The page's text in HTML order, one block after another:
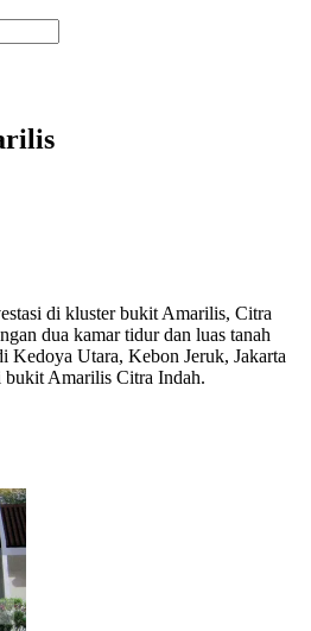
di kluster bukit Amarilis, Citra
dua kamar tidur dan luas tanah
Kedoya Utara, Kebon Jeruk, Jakarta
bukit Amarilis Citra Indah.